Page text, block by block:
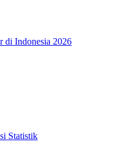
di Indonesia 2026
Statistik